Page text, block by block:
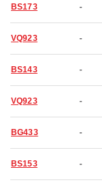
BS173 -
VQ923 -
BS143 -
VQ923 -
BG433 -
BS153 -